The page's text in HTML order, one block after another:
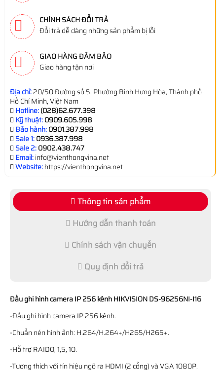
CHÍNH SÁCH ĐỔI TRẢ
Đổi trả dễ dàng những sản phẩm bị lỗi
GIAO HÀNG ĐẢM BẢO
Giao hàng tận nơi
Địa chỉ:20/50 Đường số 5, Phường Bình Hưng Hòa, Thành phố
Hồ Chí Minh, Việt Nam
Hotline:(028)62.677.398
Kỹ thuật:0909.605.998
Bảo hành:0901.387.998
Sale 1:0936.387.998
Sale 2:0902.438.747
Email:info@vienthongvina.net
Website:https://vienthongvina.net
Thông tin sản phẩm
Hướng dẫn thanh toán
Chính sách vận chuyển
Quy định đổi trả
Đầu ghi hình camera IP 256 kênh HIKVISION DS-96256NI-I16
-Đầu ghi hình camera IP 256 kênh.
-Chuẩn nén hình ảnh: H.264/H.264+/H265/H265+.
-Hỗ trợ RAID0, 1,5, 10.
-Tương thích với tín hiệu ngõ ra HDMI (2 cổng) và VGA 1080P.